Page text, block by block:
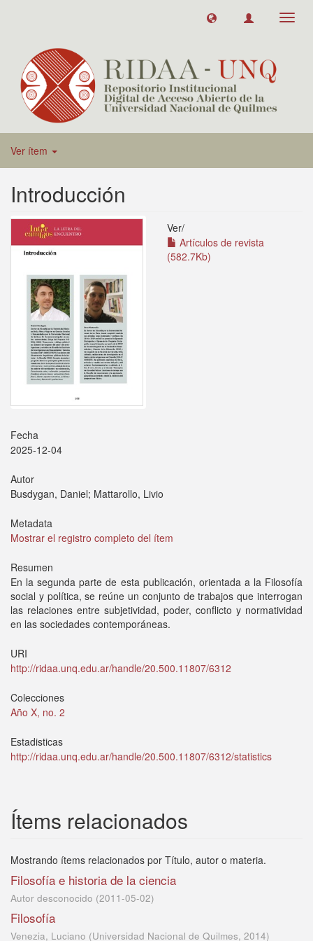
Ver ítem
Introducción
Ver/
Artículos de revista
(582.7Kb)
Fecha
2025-12-04
Autor
Busdygan, Daniel; Mattarollo, Livio
Metadata
Mostrar el registro completo del ítem
Resumen
En la segunda parte de esta publicación, orientada a la Filosofía
social y política, se reúne un conjunto de trabajos que interrogan
las relaciones entre subjetividad, poder, conflicto y normatividad
en las sociedades contemporáneas.
URI
http://ridaa.unq.edu.ar/handle/20.500.11807/6312
Colecciones
Año X, no. 2
Estadisticas
http://ridaa.unq.edu.ar/handle/20.500.11807/6312/statistics
Ítems relacionados
Mostrando ítems relacionados por Título, autor o materia.
Filosofía e historia de la ciencia
Autor desconocido (2011-05-02)
Filosofía
Venezia, Luciano (Universidad Nacional de Quilmes, 2014)